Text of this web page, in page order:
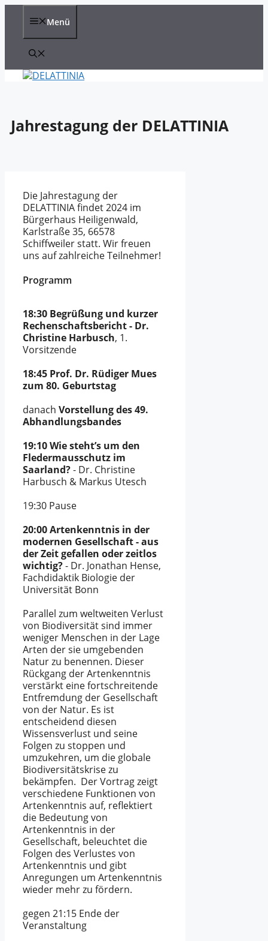
Zum
Menü
Jahrestagung der DELATTINIA
Die Jahrestagung der
DELATTINIA findet 2024 im
Bürgerhaus Heiligenwald,
Karlstraße 35, 66578
Schiffweiler statt. Wir freuen
uns auf zahlreiche Teilnehmer!
Programm
18:30 Begrüßung und kurzer
Rechenschaftsbericht - Dr.
Christine Harbusch, 1.
Vorsitzende
18:45 Prof. Dr. Rüdiger Mues
zum 80. Geburtstag
danach Vorstellung des 49.
Abhandlungsbandes
19:10 Wie steht’s um den
Fledermausschutz im
Saarland?- Dr. Christine
Harbusch & Markus Utesch
19:30 Pause
20:00 Artenkenntnis in der
modernen Gesellschaft - aus
der Zeit gefallen oder zeitlos
wichtig?- Dr. Jonathan Hense,
Fachdidaktik Biologie der
Universität Bonn
Parallel zum weltweiten Verlust
von Biodiversität sind immer
weniger Menschen in der Lage
Arten der sie umgebenden
Natur zu benennen. Dieser
Rückgang der Artenkenntnis
verstärkt eine fortschreitende
Entfremdung der Gesellschaft
von der Natur. Es ist
entscheidend diesen
Wissensverlust und seine
Folgen zu stoppen und
umzukehren, um die globale
Biodiversitätskrise zu
bekämpfen. Der Vortrag zeigt
verschiedene Funktionen von
Artenkenntnis auf, reflektiert
die Bedeutung von
Artenkenntnis in der
Gesellschaft, beleuchtet die
Folgen des Verlustes von
Artenkenntnis und gibt
Anregungen um Artenkenntnis
wieder mehr zu fördern.
gegen 21:15 Ende der
Veranstaltung